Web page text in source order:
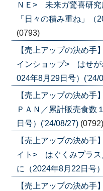
ＮＥ> 未来ガ驚喜研究
「日々の積み重ね」（
(0793)
【売上アップの決め
インショップ> はせが
024年8月29日号）('24/
【売上アップの決め
ＰＡＮ／累計販売食数
日号）('24/08/27) (0792)
【売上アップの決め
イト> はぐくみプラス
に（2024年8月22日号
【売上アップの決め